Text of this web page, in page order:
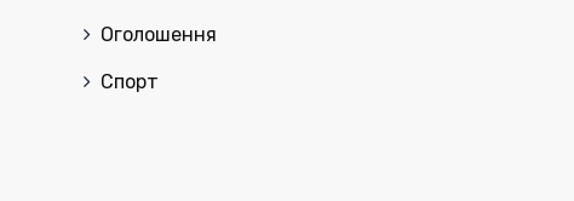
Оголошення
Спорт